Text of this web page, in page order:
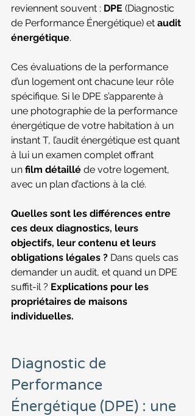
reviennent souvent : DPE (Diagnostic
de Performance Énergétique) et audit
énergétique.
Ces évaluations de la performance
d’un logement ont chacune leur rôle
spécifique. Si le DPE s’apparente à
une photographie de la performance
énergétique de votre habitation à un
instant T, l’audit énergétique est quant
à lui un examen complet offrant
un film détaillé de votre logement,
avec un plan d’actions à la clé.
Quelles sont les différences entre
ces deux diagnostics, leurs
objectifs, leur contenu et leurs
obligations légales ? Dans quels cas
demander un audit, et quand un DPE
suffit-il ? Explications pour les
propriétaires de maisons
individuelles.
Diagnostic de
Performance
Énergétique (DPE) : une